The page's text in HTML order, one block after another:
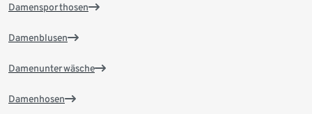
Damensporthosen
Damenblusen
Damenunterwäsche
Damenhosen